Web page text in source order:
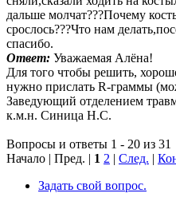
дальше молчат???Почему
срослось???Что нам
спасибо.
Ответ: Уважаемая Алёна!
Для того чтобы решить,
нужно прислать R-граммы
Заведующий отделением
к.м.н. Синица Н.С.
Вопросы и ответы 1 - 20 из 31
Начало | Пред. | 1 2 След.
Задать свой вопрос.